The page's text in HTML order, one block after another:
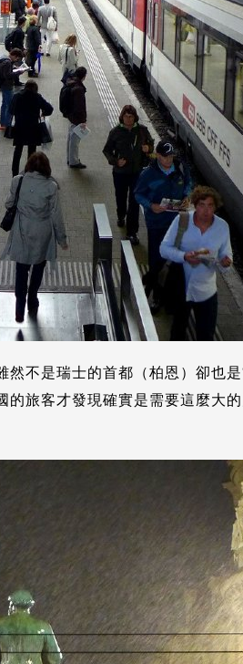
然不是瑞士的首都（柏恩）卻也
旅客才發現確實是需要這麼大的